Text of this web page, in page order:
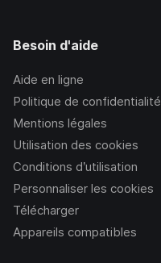
Besoin d'aide
Aide en ligne
Politique de confidentialité
Mentions légales
Utilisation des cookies
Conditions d’utilisation
Personnaliser les cookies
Télécharger
Appareils compatibles